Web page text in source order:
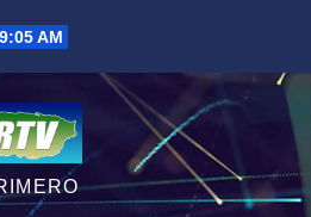
AM